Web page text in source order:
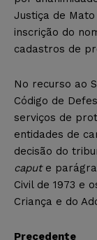
Justiça de
inscrição do
cadastros de
No recurso ao
Código de
serviços de
entidades de
decisão do
capute
Civil de 1973 e
Criança e do
Precedente